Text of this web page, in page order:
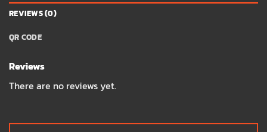
REVIEWS (0)
QR CODE
Reviews
There are no reviews yet.